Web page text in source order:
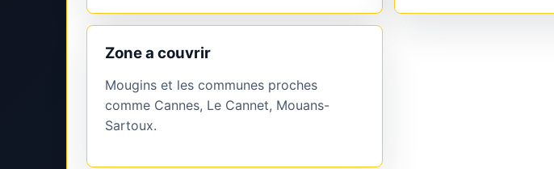
Zone a couvrir
Mougins et les communes proches
comme Cannes, Le Cannet, Mouans-
Sartoux.